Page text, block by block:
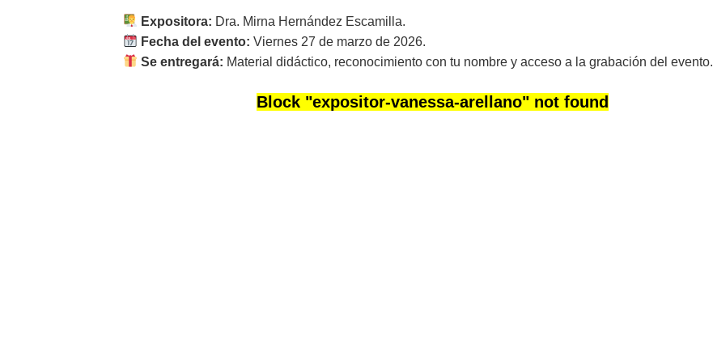
Expositora: Dra. Mirna Hernández Escamilla.
Fecha del evento: Viernes 27 de marzo de 2026.
Se entregará: Material didáctico, reconocimiento con tu nombre y acceso a la grabación del evento.
Block "expositor-vanessa-arellano" not found